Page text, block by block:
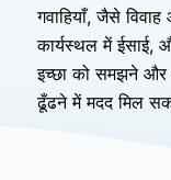
गवाहियाँ, जैसे
कार्यस्थल में ईसाई,
इच्छा को समझने और
ढूँढने में मदद मिल